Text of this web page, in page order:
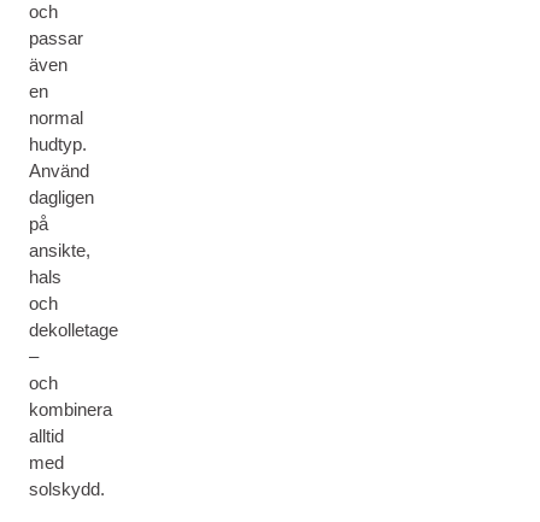
och
passar
även
en
normal
hudtyp.
Använd
dagligen
på
ansikte,
hals
och
dekolletage
–
och
kombinera
alltid
med
solskydd.